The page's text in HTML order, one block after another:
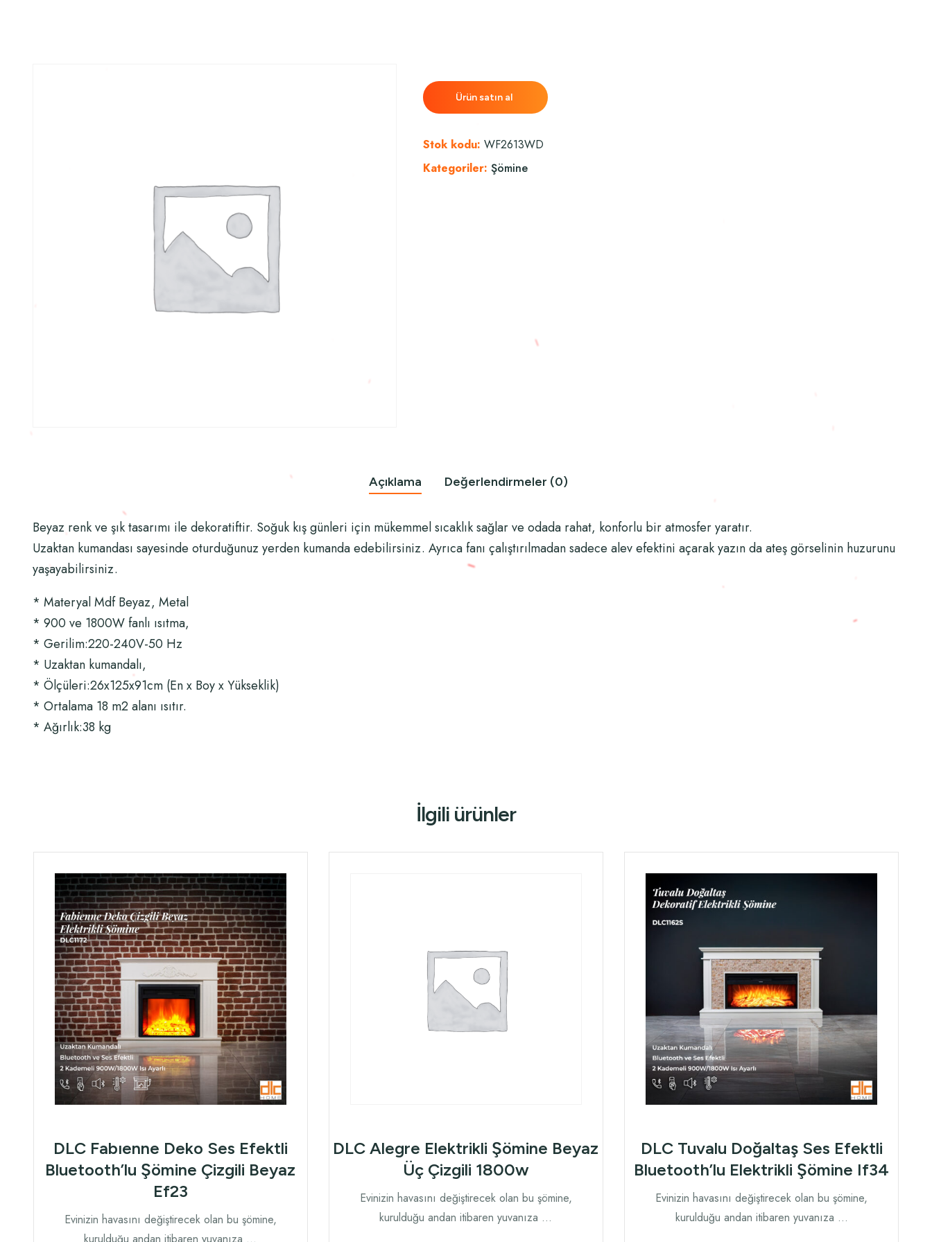
Ürün satın al
Stok kodu: WF2613WD
Kategoriler: Şömine
Açıklama Değerlendirmeler (0)
Beyaz renk ve şık tasarımı ile dekoratiftir. Soğuk kış günleri için mükemmel sıcaklık sağlar ve odada rahat, konforlu bir atmosfer yaratır.
Uzaktan kumandası sayesinde oturduğunuz yerden kumanda edebilirsiniz. Ayrıca fanı çalıştırılmadan sadece alev efektini açarak yazın da ateş görselinin huzurunu
yaşayabilirsiniz.
* Materyal Mdf Beyaz, Metal
* 900 ve 1800W fanlı ısıtma,
* Gerilim:220-240V-50 Hz
* Uzaktan kumandalı,
* Ölçüleri:26x125x91cm (En x Boy x Yükseklik)
* Ortalama 18 m2 alanı ısıtır.
* Ağırlık:38 kg
İlgili ürünler
DLC Fabıenne Deko Ses Efektli
Bluetooth’lu Şömine Çizgili Beyaz
Ef23
Evinizin havasını değiştirecek olan bu şömine,
DLC Alegre Elektrikli Şömine Beyaz
Üç Çizgili 1800w
Evinizin havasını değiştirecek olan bu şömine,
kurulduğu andan itibaren yuvanıza …
DLC Tuvalu Doğaltaş Ses Efektli
Bluetooth’lu Elektrikli Şömine If34
Evinizin havasını değiştirecek olan bu şömine,
kurulduğu andan itibaren yuvanıza …